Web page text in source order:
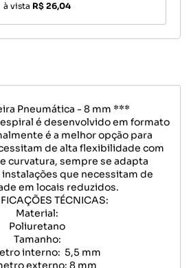
à vista R$ 26,04
Pneumática - 8 mm ***
é desenvolvido em formato
é a melhor opção para
de alta flexibilidade com
curvatura, sempre se adapta
que necessitam de
em locais reduzidos.
TÉCNICAS:
Material:
Poliuretano
Tamanho:
interno: 5,5 mm
externo: 8 mm